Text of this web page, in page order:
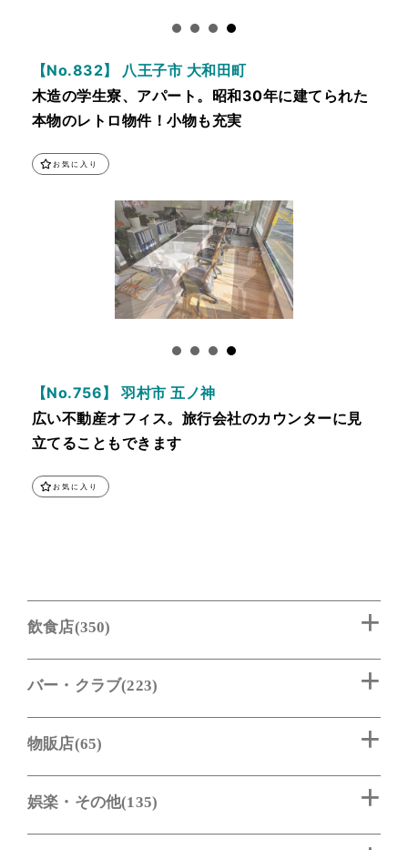
【No.832】 八王子市 大和田町
木造の学生寮、アパート。昭和30年に建てられた
本物のレトロ物件！小物も充実
お気に入り
【No.756】 羽村市 五ノ神
広い不動産オフィス。旅行会社のカウンターに見
立てることもできます
お気に入り
飲食店(350)
バー・クラブ(223)
物販店(65)
娯楽・その他(135)